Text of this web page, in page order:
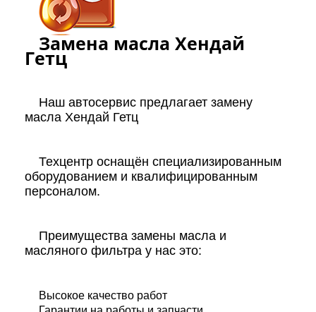
Замена масла Хендай
Гетц
Наш автосервис предлагает замену
масла Хендай Гетц
Техцентр оснащён специализированным
оборудованием и квалифицированным
персоналом.
Преимущества замены масла и
масляного фильтра у нас это:
Высокое качество работ